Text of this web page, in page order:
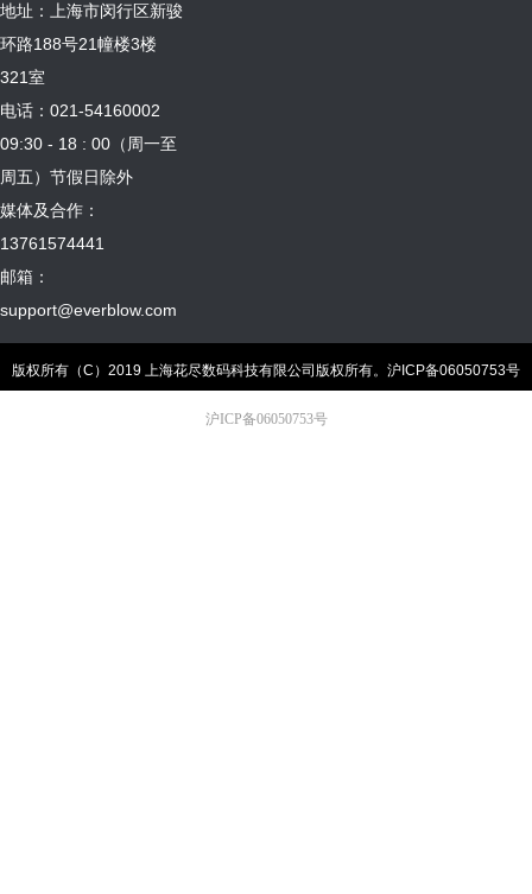
地址：上海市闵行区新骏
环路188号21幢楼3楼
321室
电话：021-54160002
09:30 - 18 : 00（周一至
周五）节假日除外
媒体及合作：
13761574441
邮箱：
support@everblow.com
版权所有（C）2019 上海花尽数码科技有限公司版权所有。 沪ICP备06050753号
沪ICP备06050753号